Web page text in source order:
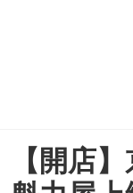
【開店